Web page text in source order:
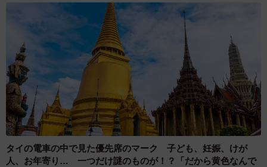
この黒猫は、長明くんだったのです。何事もなかったかの
ように家でくつろぎ始め、ご飯を催促します。新幸さんは
心底ほっとしました。それから長明くんに言ったんです。
「ありがとう」と。
タイの電車の中で見た優先席のマーク 子ども、妊娠、けが
人、お年寄り… 一つだけ謎のものが！？「だから黄色なんで